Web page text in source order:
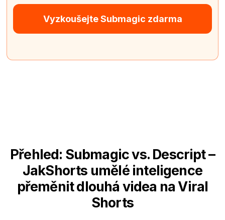
Vyzkoušejte Submagic zdarma
Přehled: Submagic vs. Descript –
JakShorts umělé inteligence
přeměnit dlouhá videa na Viral
Shorts